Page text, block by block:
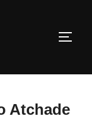
Atchade